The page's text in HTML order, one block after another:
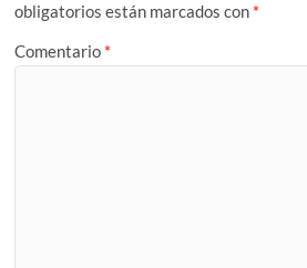
obligatorios están marcados con *
Comentario *